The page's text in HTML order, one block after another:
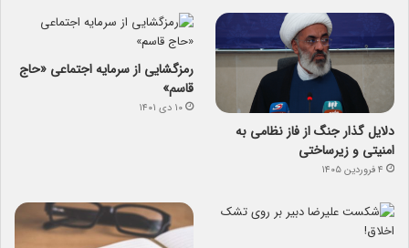
دلایل گذار جنگ از فاز نظامی به
امنیتی و زیرساختی
۴ فروردین ۱۴۰۵
رمزگشایی از سرمایه‌ اجتماعی «حاج
قاسم»
۱۰ دی ۱۴۰۱